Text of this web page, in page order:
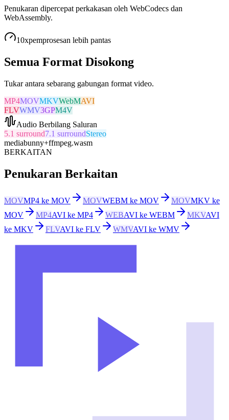
Penukaran dipercepat perkakasan oleh WebCodecs dan
WebAssembly.
10xpemprosesan lebih pantas
Semua Format Disokong
Tukar antara sebarang gabungan format video.
MP4MOVMKVWebMAVI
FLVWMV3GPM4V
Audio Berbilang Saluran
5.1 surround7.1 surroundStereo
mediabunny+ffmpeg.wasm
BERKAITAN
Penukaran Berkaitan
MOVMP4 ke MOV MOVWEBM ke MOV MOVMKV ke
MOV
MP4AVI ke MP4 WEBAVI ke WEBM MKVAVI
ke MKV
FLVAVI ke FLV WMVAVI ke WMV